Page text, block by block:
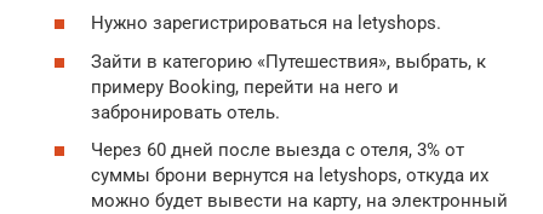
Нужно зарегистрироваться на letyshops.
Зайти в категорию «Путешествия», выбрать, к
примеру Booking, перейти на него и
забронировать отель.
Через 60 дней после выезда с отеля, 3% от
суммы брони вернутся на letyshops, откуда их
можно будет вывести на карту, на электронный